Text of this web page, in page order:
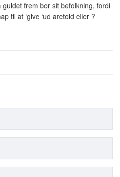
frem bor sit befolkning, fordi
til at ‘give ‘ud aretold eller ?